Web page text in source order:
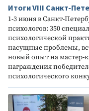
Итоги VIII Санкт-
1-3 июня в Санкт-
психологов: 350
психологической
насущные проблемы,
новый опыт на мастер-
награждения
психологического